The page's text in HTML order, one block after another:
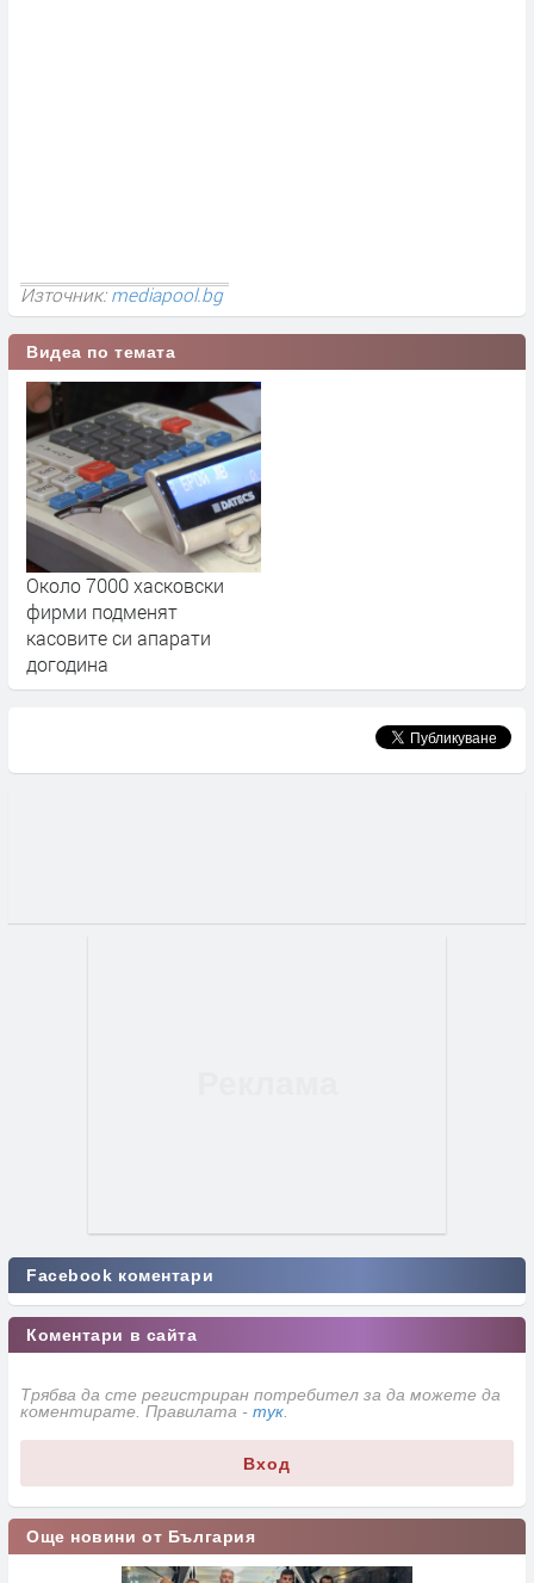
Източник:mediapool.bg
Видеа по темата
Около 7000 хасковски
фирми подменят
касовите си апарати
догодина
Facebook коментари
Коментари в сайта
Трябва да сте регистриран потребител за да можете да
коментирате. Правилата - тук
Вход
Още новини от България